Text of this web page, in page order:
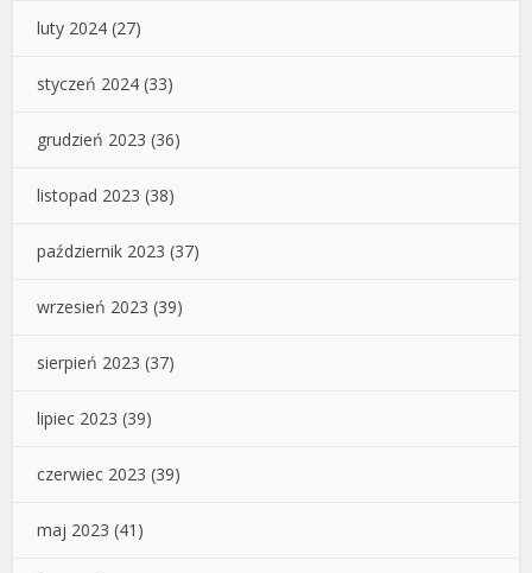
luty 2024 (27)
styczeń 2024 (33)
grudzień 2023 (36)
listopad 2023 (38)
październik 2023 (37)
wrzesień 2023 (39)
sierpień 2023 (37)
lipiec 2023 (39)
czerwiec 2023 (39)
maj 2023 (41)